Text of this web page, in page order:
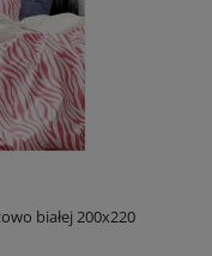
białej 200x220